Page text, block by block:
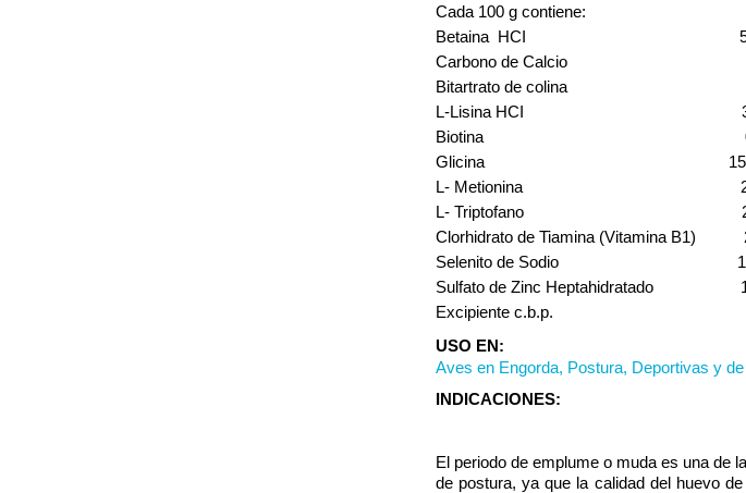
Cada 100 g contiene:
Betaina HCI 500
Carbono de Calcio
Bitartrato de colina 20
L-Lisina HCI 300
Biotina 0.1
Glicina 15.00
L- Metionina 250
L- Triptofano 250
Clorhidrato de Tiamina (Vitamina B1)
Selenito de Sodio
Sulfato de Zinc Heptahidratado
Excipiente c.b.p.
USO EN:
Aves en Engorda, Postura, Deportivas y
INDICACIONES:
El periodo de emplume o muda es una de
de postura, ya que la calidad del huevo